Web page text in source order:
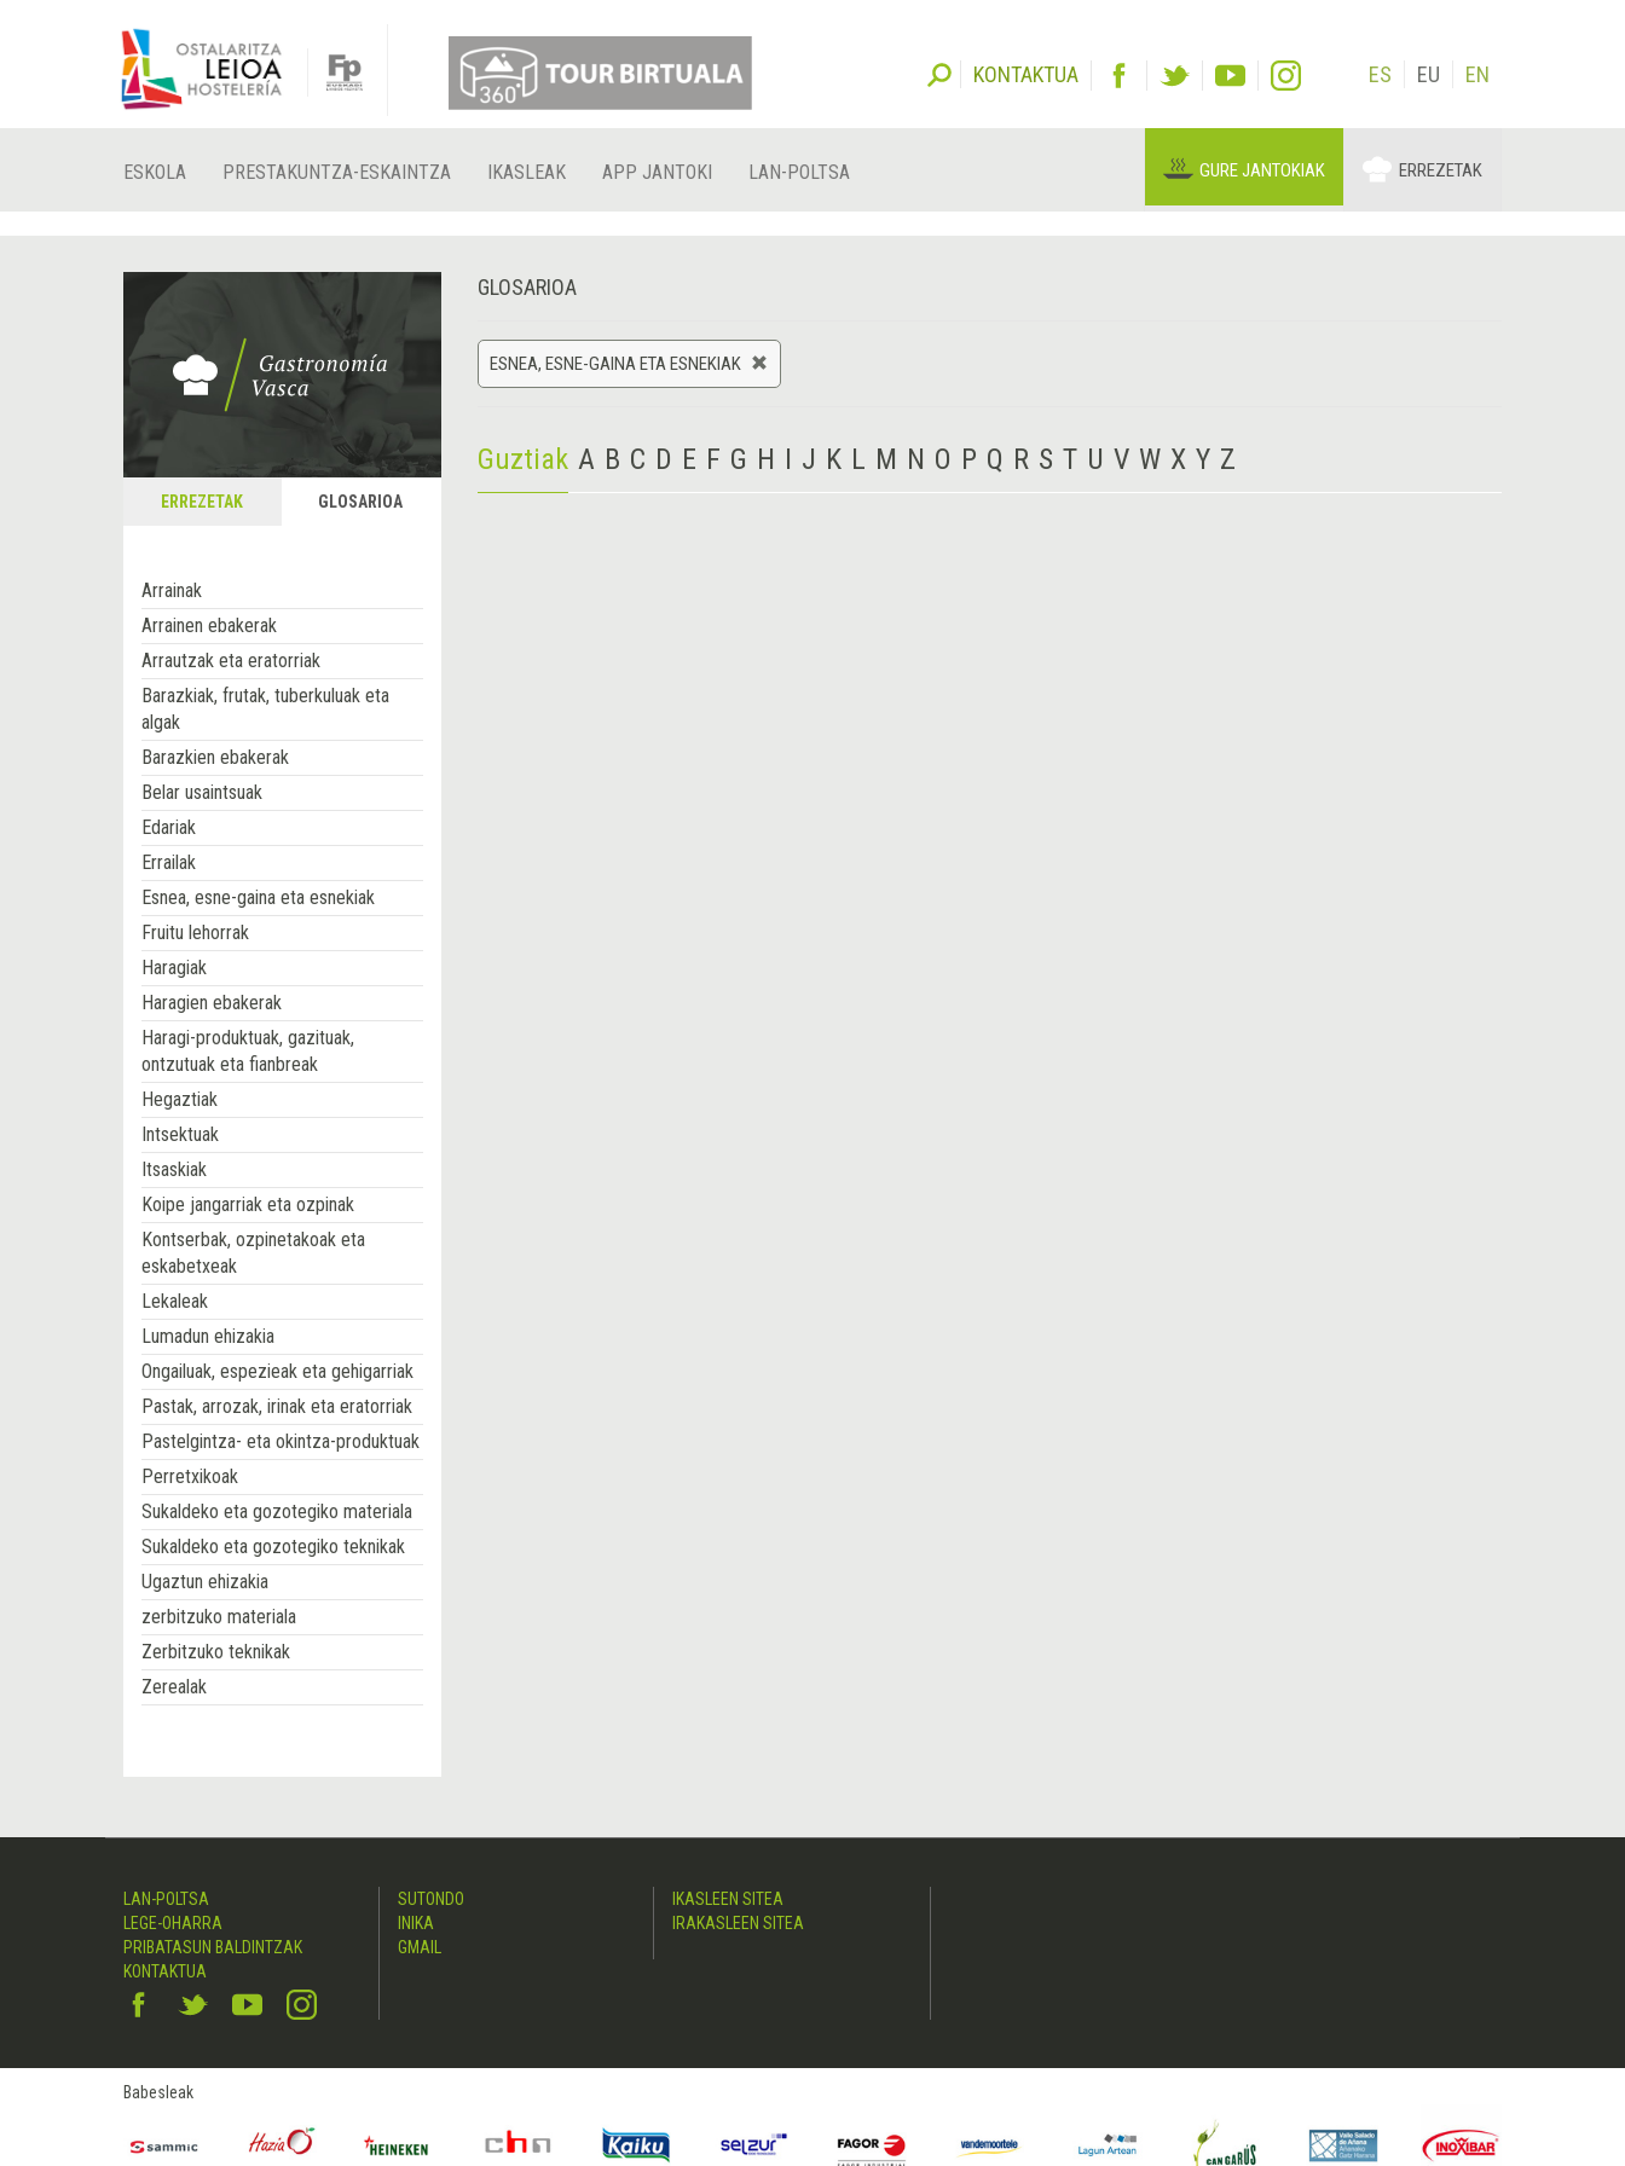
KONTAKTUA ES EU EN
ESKOLA PRESTAKUNTZA-ESKAINTZA IKASLEAK APP JANTOKI LAN-POLTSA GURE JANTOKIAK ERREZETAK
ERREZETAK GLOSARIOA
Arrainak
Arrainen ebakerak
Arrautzak eta eratorriak
Barazkiak, frutak, tuberkuluak eta
algak
Barazkien ebakerak
Belar usaintsuak
Edariak
Errailak
Esnea, esne-gaina eta esnekiak
Fruitu lehorrak
Haragiak
Haragien ebakerak
Haragi-produktuak, gazituak,
ontzutuak eta fianbreak
Hegaztiak
Intsektuak
Itsaskiak
Koipe jangarriak eta ozpinak
Kontserbak, ozpinetakoak eta
eskabetxeak
Lekaleak
Lumadun ehizakia
Ongailuak, espezieak eta gehigarriak
Pastak, arrozak, irinak eta eratorriak
Pastelgintza- eta okintza-produktuak
Perretxikoak
Sukaldeko eta gozotegiko materiala
Sukaldeko eta gozotegiko teknikak
Ugaztun ehizakia
zerbitzuko materiala
Zerbitzuko teknikak
Zerealak
GLOSARIOA
ESNEA, ESNE-GAINA ETA ESNEKIAK
Guztiak A B C D E F G H I J K L M N O P Q R S T U V W X Y Z
LAN-POLTSA
LEGE-OHARRA
PRIBATASUN BALDINTZAK
KONTAKTUA
SUTONDO
INIKA
GMAIL
IKASLEEN SITEA
IRAKASLEEN SITEA
Babesleak